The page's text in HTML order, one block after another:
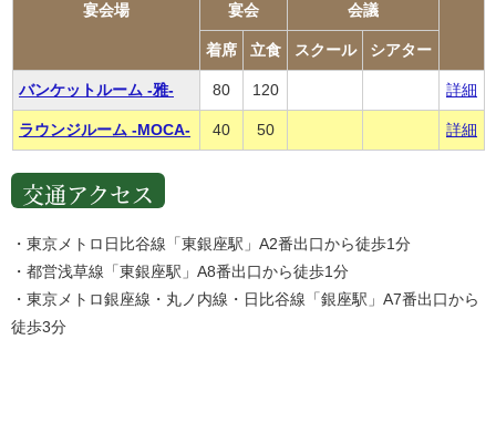
宴会場 宴会 会議
着席 立食 スクール シアター
バンケットルーム -雅- 80 120 詳細
ラウンジルーム -MOCA- 40 50 詳細
交通アクセス
・東京メトロ日比谷線「東銀座駅」A2番出口から徒歩1分
・都営浅草線「東銀座駅」A8番出口から徒歩1分
・東京メトロ銀座線・丸ノ内線・日比谷線「銀座駅」A7番出口から
徒歩3分